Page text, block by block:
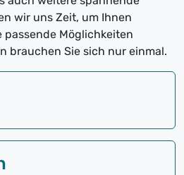
wir uns Zeit, um Ihnen
Möglichkeiten
brauchen Sie sich nur einmal.